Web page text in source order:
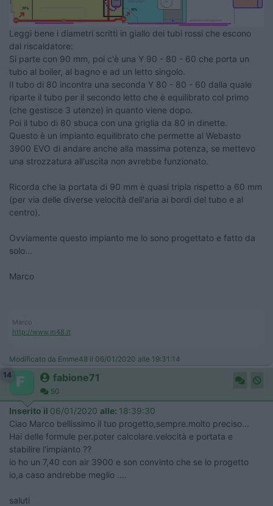
Leggi bene i diametri scritti in giallo dei tubi rossi che escono
dal riscaldatore:
Si parte con 90 mm, poi c'è una Y 90 - 80 - 60 che porta un
tubo al boiler, al bagno e ad un letto singolo.
Il tubo di 80 incontra una seconda Y 80 - 80 - 60 dalla quale
riparte il tubo per il secondo letto che è equilibrato col primo
(che gestisce 3 utenze) in quanto viene dopo.
Poi il tubo di 80 sbuca con una griglia da 80 in dinette.
Questo è un impianto equilibrato che permette al Webasto
3900 EVO di andare anche alla massima potenza, se mettevo
una strozzatura all'uscita non avrebbe funzionato.
Ricorda che la portata di 90 mm è quasi tripla rispetto a 60 mm
(per via delle diverse velocità dell'aria ai bordi del tubo e al
centro).
Ovviamente questo impianto me lo sono progettato e fatto da
solo...
Marco
Marco
http://www.m48.it
Modificato da Emme48 il 06/01/2020 alle 19:31:14
14
fabione71
50
Inserito il 06/01/2020 alle: 18:39:30
Ciao Marco bellissimo il tuo progetto,sempre.molto preciso...
Hai delle formule per.poter calcolare.velocità e portata e
stabilire l'impianto ??
io ho un 7,40 con air 3900 e son convinto che se lo progetto
io,a caso andrebbe meglio ....
saluti